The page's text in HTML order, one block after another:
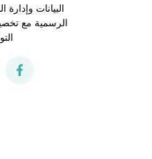
البيانات
الرسمية مع